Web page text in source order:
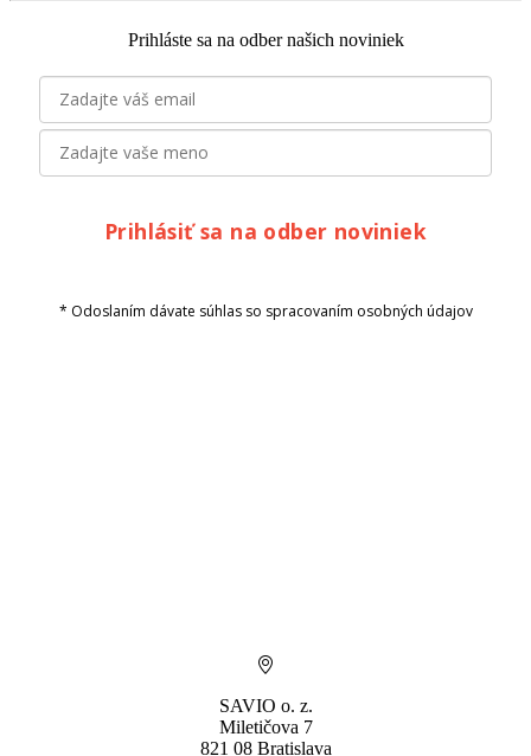
Prihláste sa na odber našich noviniek
Prihlásiť sa na odber noviniek
* Odoslaním dávate súhlas so spracovaním osobných údajov
SAVIO o. z.
Miletičova 7
821 08 Bratislava